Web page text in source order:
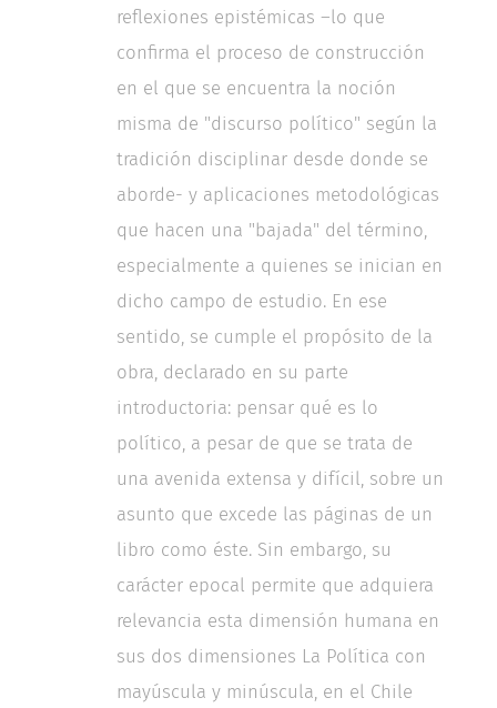
reflexiones epistémicas –lo que
confirma el proceso de construcción
en el que se encuentra la noción
misma de "discurso político" según la
tradición disciplinar desde donde se
aborde- y aplicaciones metodológicas
que hacen una "bajada" del término,
especialmente a quienes se inician en
dicho campo de estudio. En ese
sentido, se cumple el propósito de la
obra, declarado en su parte
introductoria: pensar qué es lo
político, a pesar de que se trata de
una avenida extensa y difícil, sobre un
asunto que excede las páginas de un
libro como éste. Sin embargo, su
carácter epocal permite que adquiera
relevancia esta dimensión humana en
sus dos dimensiones La Política con
mayúscula y minúscula, en el Chile